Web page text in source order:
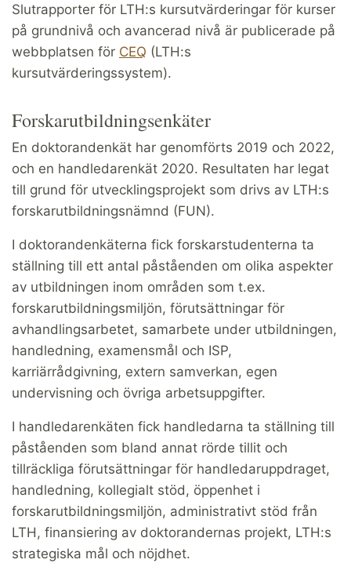
Slutrapporter för LTH:s kursutvärderingar för kurser
på grundnivå och avancerad nivå är publicerade på
webbplatsen för CEQ (LTH:s
kursutvärderingssystem).
Forskarutbildningsenkäter
En doktorandenkät har genomförts 2019 och 2022,
och en handledarenkät 2020. Resultaten har legat
till grund för utvecklingsprojekt som drivs av LTH:s
forskarutbildningsnämnd (FUN).
I doktorandenkäterna fick forskarstudenterna ta
ställning till ett antal påståenden om olika aspekter
av utbildningen inom områden som t.ex.
forskarutbildningsmiljön, förutsättningar för
avhandlingsarbetet, samarbete under utbildningen,
handledning, examensmål och ISP,
karriärrådgivning, extern samverkan, egen
undervisning och övriga arbetsuppgifter.
I handledarenkäten fick handledarna ta ställning till
påståenden som bland annat rörde tillit och
tillräckliga förutsättningar för handledaruppdraget,
handledning, kollegialt stöd, öppenhet i
forskarutbildningsmiljön, administrativt stöd från
LTH, finansiering av doktorandernas projekt, LTH:s
strategiska mål och nöjdhet.